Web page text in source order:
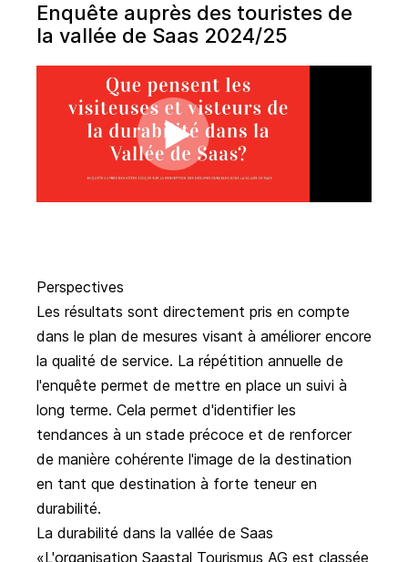
Enquête auprès des touristes de
la vallée de Saas 2024/25
Perspectives
Les résultats sont directement pris en compte
dans le plan de mesures visant à améliorer encore
la qualité de service. La répétition annuelle de
l'enquête permet de mettre en place un suivi à
long terme. Cela permet d'identifier les
tendances à un stade précoce et de renforcer
de manière cohérente l'image de la destination
en tant que destination à forte teneur en
durabilité.
La durabilité dans la vallée de Saas
L'organisation Saastal Tourismus AG est classée